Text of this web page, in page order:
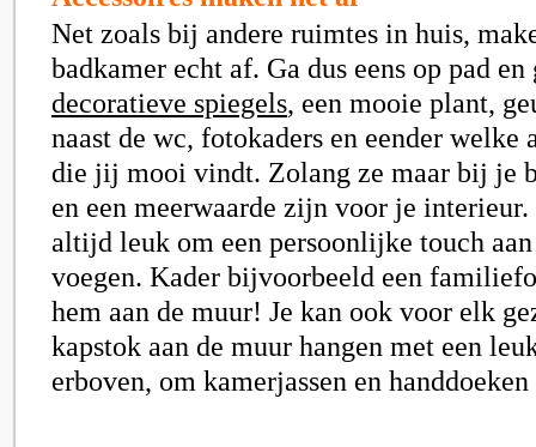
Net zoals bij andere ruimtes in huis,
badkamer echt af. Ga dus eens op pad
decoratieve spiegels, een mooie plant,
naast de wc, fotokaders en eender welke
die jij mooi vindt. Zolang ze maar bij je
en een meerwaarde zijn voor je
altijd leuk om een persoonlijke touch
voegen. Kader bijvoorbeeld een
hem aan de muur! Je kan ook voor elk
kapstok aan de muur hangen met een
erboven, om kamerjassen en